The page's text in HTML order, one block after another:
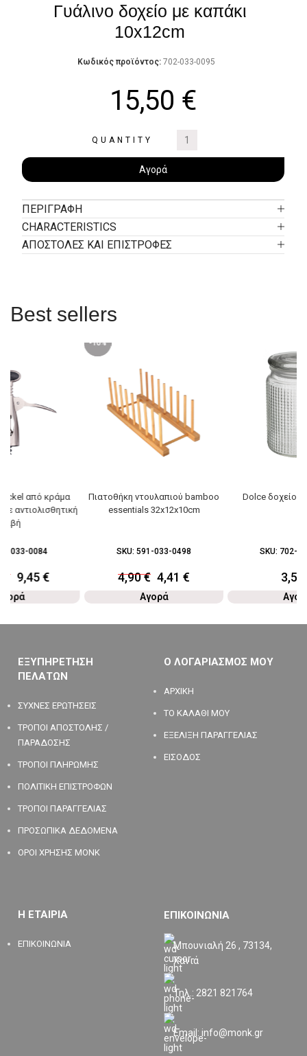
Γυάλινο δοχείο με καπάκι
10x12cm
Κωδικός προϊόντος: 702-033-0095
15,50 €
QUANTITY
Αγορά
ΠΕΡΙΓΡΑΦΉ
CHARACTERISTICS
ΑΠΟΣΤΟΛΕΣ ΚΑΙ ΕΠΙΣΤΡΟΦΕΣ
Best sellers
από κράμα
αντιολισθητική
λαβή
033-0084
€ 9,45€
-10%
Πιατοθήκη ντουλαπιού bamboo
essentials 32x12x10cm
SKU: 591-033-0498
4,90€ 4,41 €
Αγορά
Dolce δοχείο
SKU: 702-
3,50
ΕΞΥΠΗΡΕΤΗΣΗ
ΠΕΛΑΤΩΝ
ΣΥΧΝΕΣ ΕΡΩΤΗΣΕΙΣ
ΤΡΟΠΟΙ ΑΠΟΣΤΟΛΗΣ /
ΠΑΡΑΔΟΣΗΣ
ΤΡΟΠΟΙ ΠΛΗΡΩΜΗΣ
ΠΟΛΙΤΙΚΗ ΕΠΙΣΤΡΟΦΩΝ
ΤΡΟΠΟΙ ΠΑΡΑΓΓΕΛΙΑΣ
ΠΡΟΣΩΠΙΚΑ ΔΕΔΟΜΕΝΑ
ΟΡΟΙ ΧΡΗΣΗΣ MONK
Ο ΛΟΓΑΡΙΑΣΜΟΣ ΜΟΥ
ΑΡΧΙΚΗ
ΤΟ ΚΑΛΑΘΙ ΜΟΥ
ΕΞΕΛΙΞΗ ΠΑΡΑΓΓΕΛΙΑΣ
ΕΙΣΟΔΟΣ
Η ΕΤΑΙΡΙΑ
ΕΠΙΚΟΙΝΩΝΙΑ
ΕΠΙΚΟΙΝΩΝΙΑ
Μπουνιαλή 26 , 73134,
Χανιά
Τηλ.: 2821 821764
Email: info@monk.gr